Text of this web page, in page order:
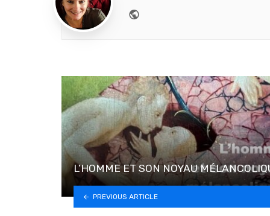
L’HOMME ET SON NOYAU
PREVIOUS ARTICLE